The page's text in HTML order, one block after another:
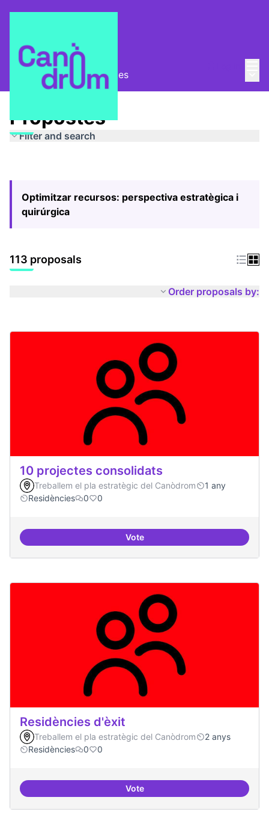
Pla Estratègic Propostes
Propostes
Filter and search
Optimitzar recursos: perspectiva estratègica i
quirúrgica
113 proposals
Order proposals by:
10 projectes consolidats
Treballem el pla estratègic del Canòdrom
1 any
Residències
0 0
Vote10 projectes consolidats
Residències d'èxit
Treballem el pla estratègic del Canòdrom
2 anys
Residències
0 0
VoteResidències d'èxit